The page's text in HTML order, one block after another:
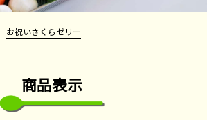
お祝いさくらゼリー
商品表示